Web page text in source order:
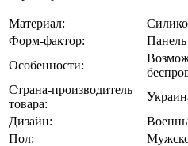
Материал:
Форм-фактор:
Панель
Особенности:
Страна-производитель
товара:
Дизайн:
Пол: